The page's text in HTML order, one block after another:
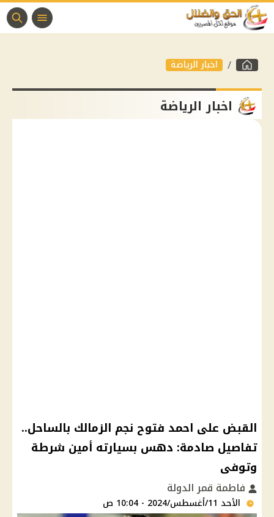
اخبار الرياضة
اخبار الرياضة
القبض على احمد فتوح نجم الزمالك بالساحل..
تفاصيل صادمة: دهس بسيارته أمين شرطة
وتوفى
فاطمة قمر الدولة
الأحد 11/أغسطس/2024 - 10:04 ص